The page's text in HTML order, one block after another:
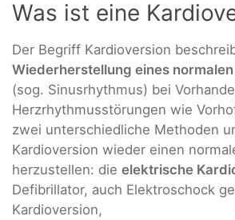
Was ist eine
Der Begriff Kardioversion
Wiederherstellung eines
(sog. Sinusrhythmus) bei
Herzrhythmusstörungen wie
zwei unterschiedliche Methoden
Kardioversion wieder einen
herzustellen: die elektrische
Defibrillator, auch Elektroschock
Kardioversion,